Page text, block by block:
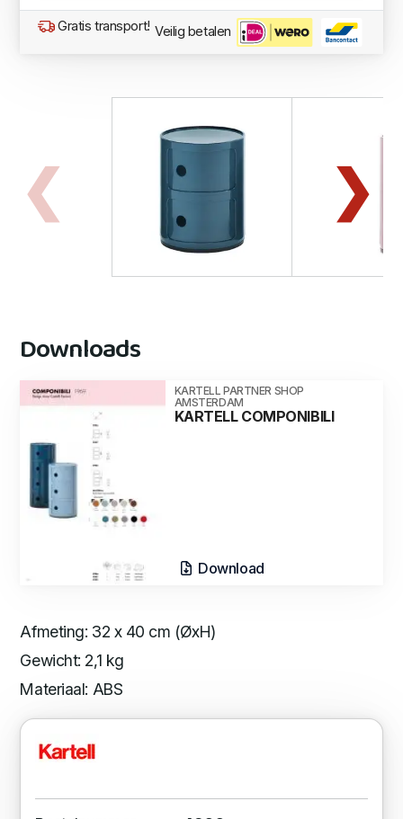
Gratis transport! Veilig betalen
Downloads
KARTELL PARTNER SHOP
AMSTERDAM
KARTELL COMPONIBILI
Download
Afmeting: 32 x 40 cm (ØxH)
Gewicht: 2,1 kg
Materiaal: ABS